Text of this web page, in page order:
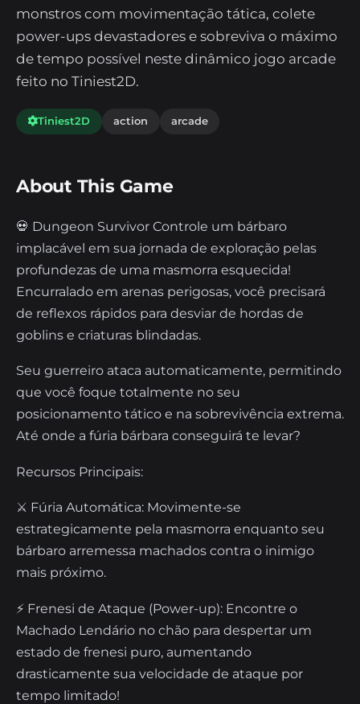
monstros com movimentação tática, colete
power-ups devastadores e sobreviva o máximo
de tempo possível neste dinâmico jogo arcade
feito no Tiniest2D.
Tiniest2D action arcade
About This Game
💀 Dungeon Survivor Controle um bárbaro
implacável em sua jornada de exploração pelas
profundezas de uma masmorra esquecida!
Encurralado em arenas perigosas, você precisará
de reflexos rápidos para desviar de hordas de
goblins e criaturas blindadas.
Seu guerreiro ataca automaticamente, permitindo
que você foque totalmente no seu
posicionamento tático e na sobrevivência extrema.
Até onde a fúria bárbara conseguirá te levar?
Recursos Principais:
⚔️ Fúria Automática: Movimente-se
estrategicamente pela masmorra enquanto seu
bárbaro arremessa machados contra o inimigo
mais próximo.
⚡ Frenesi de Ataque (Power-up): Encontre o
Machado Lendário no chão para despertar um
estado de frenesi puro, aumentando
drasticamente sua velocidade de ataque por
tempo limitado!